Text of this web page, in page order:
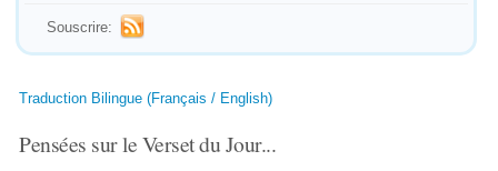
Souscrire:
Traduction Bilingue (Français / English)
Pensées sur le Verset du Jour...